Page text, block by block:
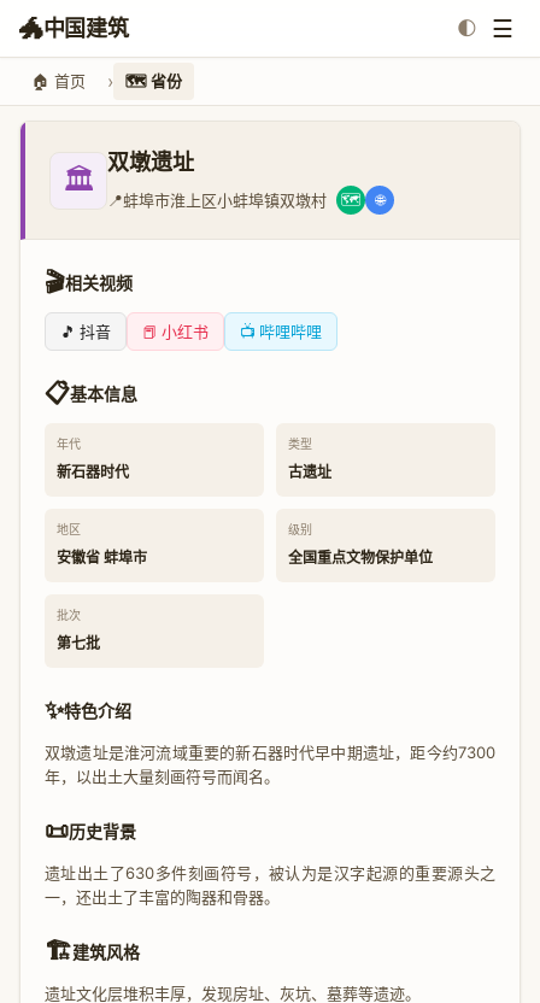
🐲中国建筑 🌓 ☰
🏠 首页 🗺️ 省份
🏛️ 双墩遗址
📍蚌埠市淮上区小蚌埠镇双墩村 🗺️ 🌐
🎬相关视频
🎵 抖音 📕 小红书 📺 哔哩哔哩
📋基本信息
年代
新石器时代
类型
古遗址
地区
安徽省 蚌埠市
级别
全国重点文物保护单位
批次
第七批
✨特色介绍
双墩遗址是淮河流域重要的新石器时代早中期遗址，距今约7300
年，以出土大量刻画符号而闻名。
📜历史背景
遗址出土了630多件刻画符号，被认为是汉字起源的重要源头之
一，还出土了丰富的陶器和骨器。
🏗️建筑风格
遗址文化层堆积丰厚，发现房址、灰坑、墓葬等遗迹。